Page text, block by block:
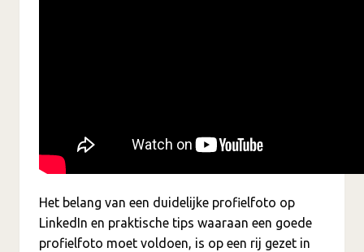
Het belang van een duidelijke profielfoto op
LinkedIn en praktische tips waaraan een goede
profielfoto moet voldoen, is op een rij gezet in